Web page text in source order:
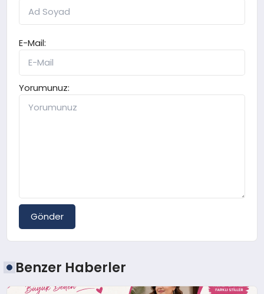
E-Mail:
Yorumunuz:
Gönder
Benzer Haberler